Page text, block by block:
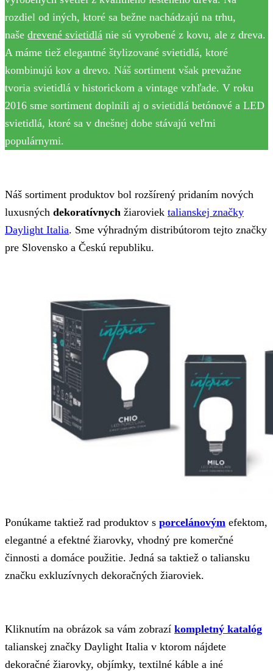
rozdiel od iných, ktoré sa bežne nachádzajú na trhu,
naše drevené svietidlá nie sú vyrobené z kovu, ale z dreva.
A máme tiež elegantné štylizované svietidlá, ktoré
kombinujú kov a drevo. Náš sortiment však prevažne
tvoria svietidlá v historickom a vintage vzhľade. V roku
2016 sme sortiment doplnili aj o svietidlá betónové a LED
svietidlá, ktoré sa v dnešnej dobe stávajú veľmi
populárnymi.
Náš sortiment produktov bol rozšírený pridaním nových
luxusných dekoratívnych žiaroviek talianskej značky
Daylight Italia. Sme výhradným distribútorom tejto značky
pre Slovensko a Českú republiku.
Ponúkame taktiež rad produktov s porcelánovým efektom,
elegantné a efektné žiarovky, vhodný pre komerčné
činnosti a domáce použitie. Jedná sa taktiež o taliansku
značku exkluzívnych dekoračných žiaroviek.
Kliknutím na obrázok sa vám zobrazí kompletný katalóg
talianskej značky Daylight Italia v ktorom nájdete
dekoračné žiarovky, objímky, textilné káble a iné